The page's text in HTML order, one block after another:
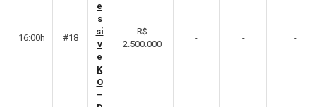
16:00h #18
e
s
si
v
e
K
O
–
R$
2.500.000
- - -